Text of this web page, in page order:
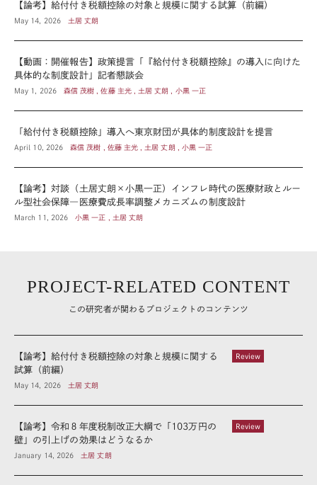
【論考】給付付き税額控除の対象と規模に関する試算（前編）
May 14, 2026 土居 丈朗
【動画：開催報告】政策提言「『給付付き税額控除』の導入に向けた
具体的な制度設計」記者懇談会
May 1, 2026 森信 茂樹 , 佐藤 主光 , 土居 丈朗 , 小黒 一正
「給付付き税額控除」導入へ東京財団が具体的制度設計を提言
April 10, 2026 森信 茂樹 , 佐藤 主光 , 土居 丈朗 , 小黒 一正
【論考】対談（土居丈朗×小黒一正）インフレ時代の医療財政とルー
ル型社会保障―医療費成長率調整メカニズムの制度設計
March 11, 2026 小黒 一正 , 土居 丈朗
PROJECT-RELATED CONTENT
この研究者が関わるプロジェクトのコンテンツ
Review
【論考】給付付き税額控除の対象と規模に関する
試算（前編）
May 14, 2026 土居 丈朗
Review
【論考】令和８年度税制改正大綱で「103万円の
壁」の引上げの効果はどうなるか
January 14, 2026 土居 丈朗